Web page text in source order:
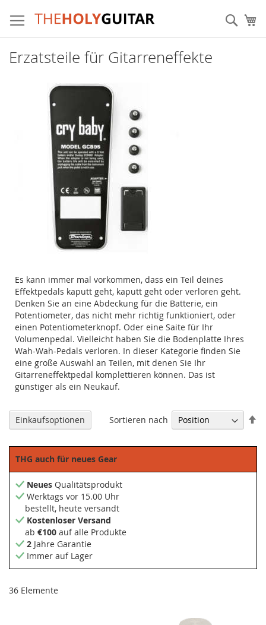
Inhalt
springen
Erzatsteile für Gitarreneffekte
Es kann immer mal vorkommen, dass ein Teil deines
Effektpedals kaputt geht, kaputt geht oder verloren geht.
Denken Sie an eine Abdeckung für die Batterie, ein
Potentiometer, das nicht mehr richtig funktioniert, oder
einen Potentiometerknopf. Oder eine Saite für Ihr
Volumenpedal. Vielleicht haben Sie die Bodenplatte Ihres
Wah-Wah-Pedals verloren. In dieser Kategorie finden Sie
eine große Auswahl an Teilen, mit denen Sie Ihr
Gitarreneffektpedal komplettieren können. Das ist
günstiger als ein Neukauf.
36 Elemente
Sortieren nach
Einkaufsoptionen
THG auch für neues Gear
Neues Qualitätsprodukt
Werktags vor 15.00 Uhr
bestellt, heute versandt
Kostenloser Versand
ab €100 auf alle Produkte
2 Jahre Garantie
Immer auf Lager